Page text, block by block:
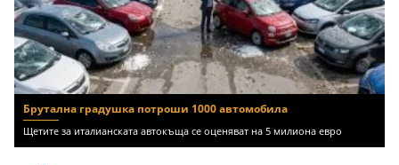
Брутална градушка потроши 1000 автомобила
Щетите за италианската автокъща се оценяват на 5 милиона евро